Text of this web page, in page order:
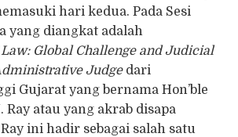
hari kedua. Pada Sesi
yang diangkat adalah
Global Challenge and Judicial
Judge dari
Gujarat yang bernama Hon’ble
Ray atau yang akrab disapa
ini hadir sebagai salah satu